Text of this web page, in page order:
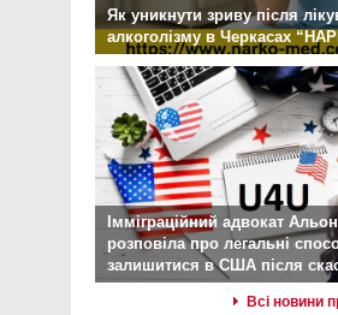
Як уникнути зриву після
алкоголізму в Черкасах
Імміграційний адвокат
розповіла про легальні
залишитися в США після
Всі новини